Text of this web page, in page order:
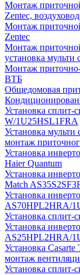
Монтаж
Zentec,
Монтаж
Zentec
Монтаж
установка мульти
Монтаж
ВТБ
Общедомовая
Установка
W/1U25HSL1FRA
Установка
монтаж
Установка
Haier Quantum
Установка
Match
Установка
AS70HPL2HRA/
Установка сплит-
Установка
AS25HPL2HRA/
Установка
монтаж
Установка сплит-